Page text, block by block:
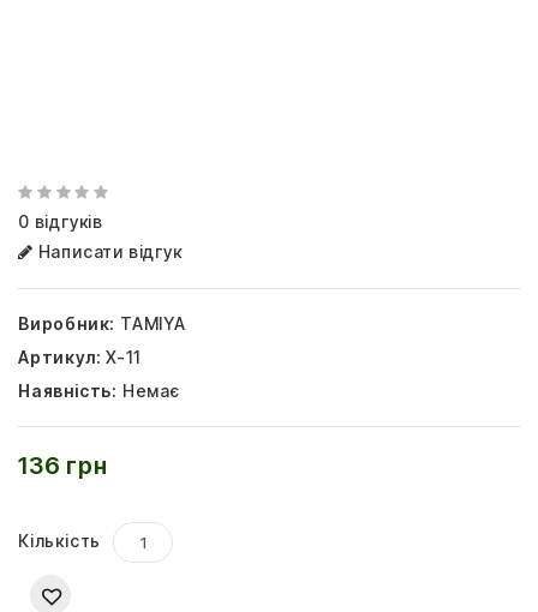
0 відгуків
Написати відгук
Виробник: TAMIYA
Артикул: X-11
Наявність: Немає
136 грн
Кількість